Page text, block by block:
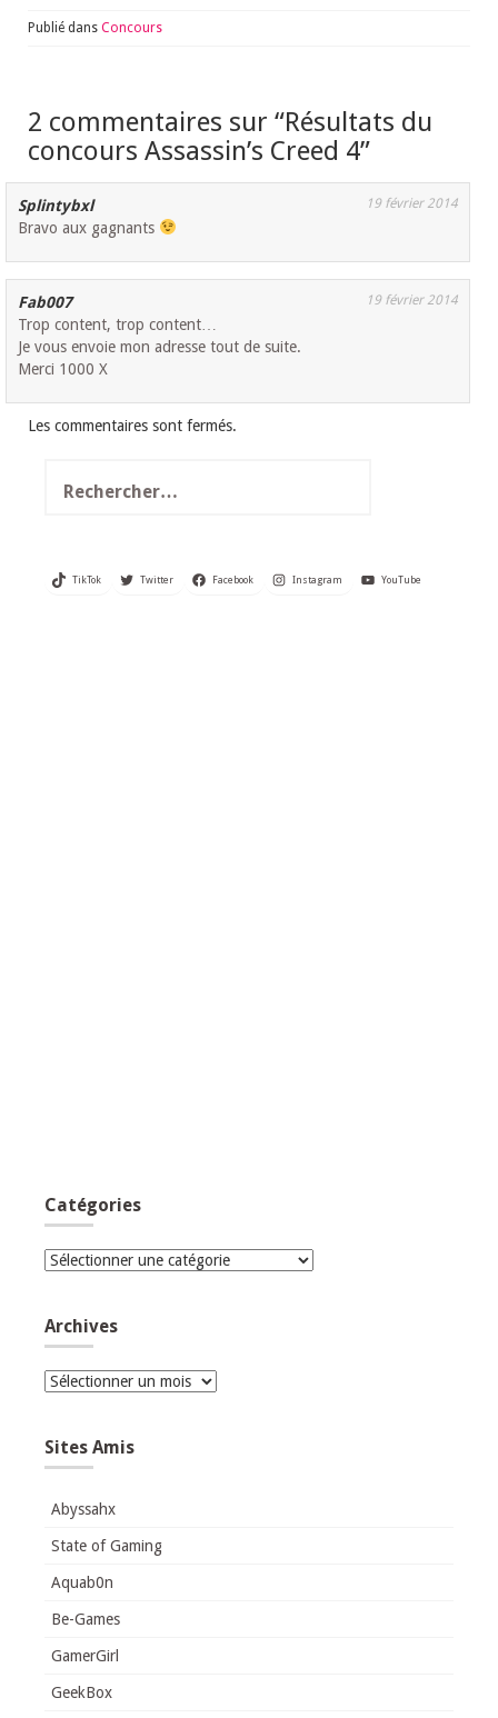
Publié dans Concours
2 commentaires sur “Résultats du
concours Assassin’s Creed 4”
Splintybxl 19 février 2014
Bravo aux gagnants
Fab007 19 février 2014
Trop content, trop content…
Je vous envoie mon adresse tout de suite.
Merci 1000 X
Les commentaires sont fermés.
TikTok Twitter Facebook Instagram YouTube
Catégories
Catégories
Archives
Archives
Sites Amis
Abyssahx
State of Gaming
Aquab0n
Be-Games
GamerGirl
GeekBox